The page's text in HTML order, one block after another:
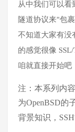
从中我们可以看
隧道协议来"包
不知道大家有没
的感觉很像
咱就直接开始吧
注：本系列内
为OpenBSD的
背景知识，